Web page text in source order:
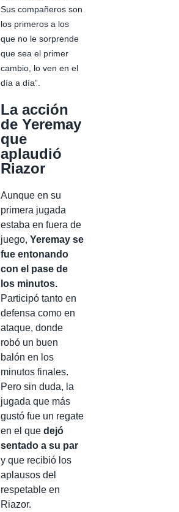
Sus compañeros son
los primeros a los
que no le sorprende
que sea el primer
cambio, lo ven en el
día a día”.
La acción
de Yeremay
que
aplaudió
Riazor
Aunque en su
primera jugada
estaba en fuera de
juego, Yeremay se
fue entonando
con el pase de
los minutos.
Participó tanto en
defensa como en
ataque, donde
robó un buen
balón en los
minutos finales.
Pero sin duda, la
jugada que más
gustó fue un regate
en el que dejó
sentado a su par
y que recibió los
aplausos del
respetable en
Riazor.